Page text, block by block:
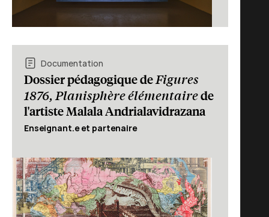
Documentation
Dossier pédagogique deFigures
1876, Planisphère élémentairede
l'artiste Malala Andrialavidrazana
Enseignant.e et partenaire